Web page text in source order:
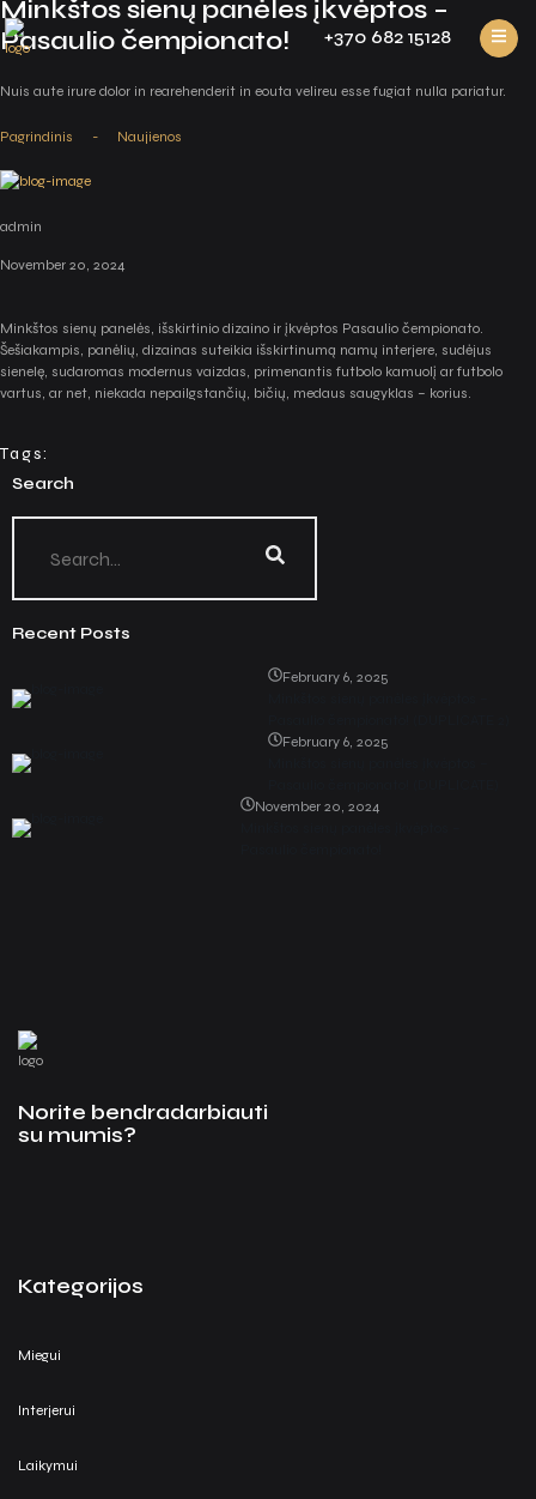
+370 682 15128
Minkštos sienų panėles įkvėptos –
Pasaulio čempionato!
Nuis aute irure dolor in rearehenderit in eouta velireu esse fugiat nulla pariatur.
Pagrindinis - Naujienos
admin
November 20, 2024
Minkštos sienų panelės, išskirtinio dizaino ir įkvėptos Pasaulio čempionato.
Šešiakampis, panėlių, dizainas suteikia išskirtinumą namų interjere, sudėjus
sienelę, sudaromas modernus vaizdas, primenantis futbolo kamuolį ar futbolo
vartus, ar net, niekada nepailgstančių, bičių, medaus saugyklas – korius.
Tags:
Search
Recent Posts
February 6, 2025
February 6, 2025
November 20, 2024
Norite bendradarbiauti
su mumis?
Kategorijos
Miegui
Interjerui
Laikymui